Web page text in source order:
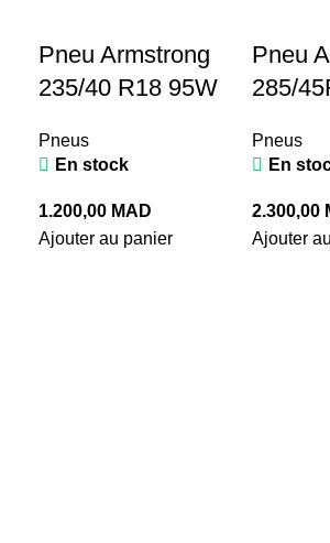
Pneu Armstrong
235/40 R18 95W
Pneus
En stock
1.200,00 MAD
Ajouter au panier
Pneu
285/
Pneus
En
2.300,00
Ajouter